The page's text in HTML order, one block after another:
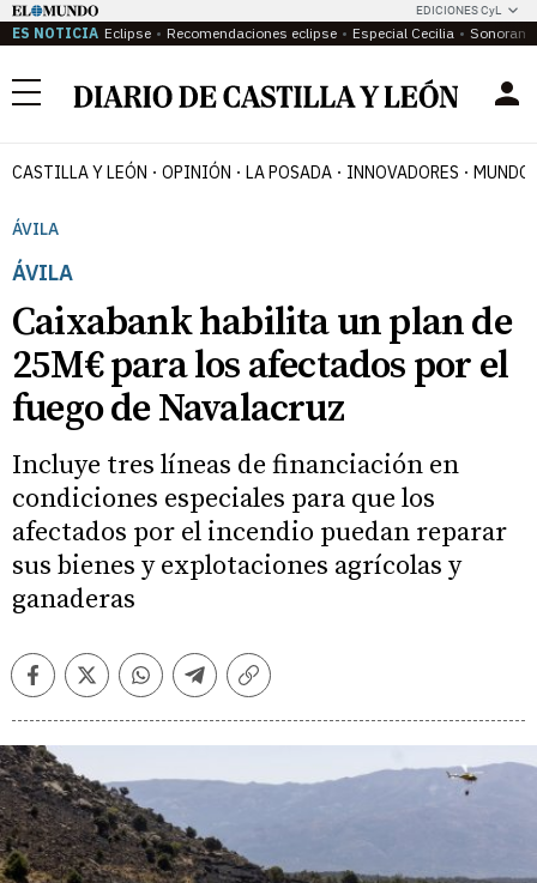
EDICIONES CyL
ES NOTICIA Eclipse Recomendaciones eclipse Especial Cecilia
Menú
CASTILLA Y LEÓN OPINIÓN LA POSADA INNOVADORES MUNDO
ÁVILA
ÁVILA
Caixabank habilita un plan de
25M€ para los afectados por el
fuego de Navalacruz
Incluye tres líneas de financiación en
condiciones especiales para que los
afectados por el incendio puedan reparar
sus bienes y explotaciones agrícolas y
ganaderas
FacebookTwitterWhatsappTelegramCopiar